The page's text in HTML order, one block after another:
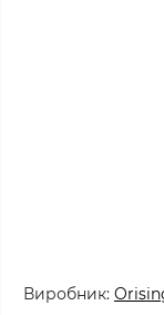
Виробник: